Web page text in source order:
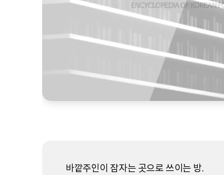
바깥주인이 잠자는 곳으로 쓰이는 방.